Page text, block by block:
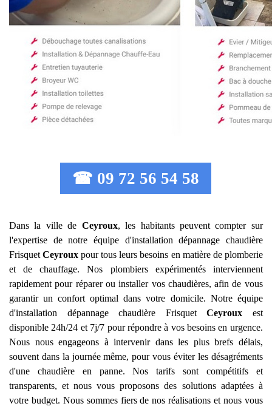
☎ 09 72 56 54 58
Dans la ville de Ceyroux, les habitants peuvent compter sur
l'expertise de notre équipe d'installation dépannage chaudière
FrisquetCeyroux pour tous leurs besoins en matière de plomberie
et de chauffage. Nos plombiers expérimentés interviennent
rapidement pour réparer ou installer vos chaudières, afin de vous
garantir un confort optimal dans votre domicile. Notre équipe
d'installation dépannage chaudière FrisquetCeyroux est
disponible 24h/24 et 7j/7 pour répondre à vos besoins en urgence.
Nous nous engageons à intervenir dans les plus brefs délais,
souvent dans la journée même, pour vous éviter les désagréments
d'une chaudière en panne. Nos tarifs sont compétitifs et
transparents, et nous vous proposons des solutions adaptées à
votre budget. Nous sommes fiers de nos réalisations et nous vous